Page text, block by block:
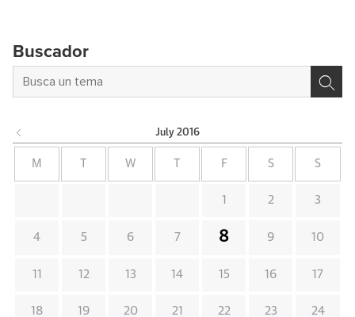
Buscador
July 2016
M W F S S
1 2 3
4 5 6 7 8 9 10
11 12 13 14 15 16 17
18 19 20 21 22 23 24